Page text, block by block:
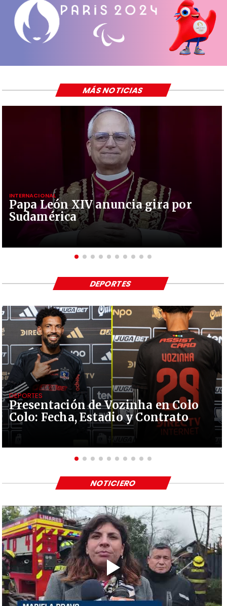
Papa León XIV anuncia gira por
Sudamérica
INTERNACIONAL
MÁS NOTICIAS
Presentación de Vozinha en Colo
Colo: Fecha, Estadio y Contrato
DEPORTES
DEPORTES
NOTICIERO